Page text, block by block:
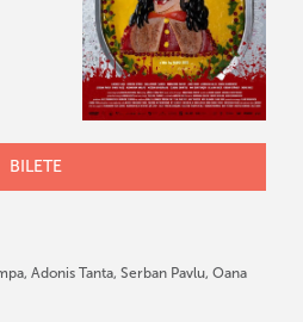
BILETE
Adonis Tanta, Serban Pavlu, Oana